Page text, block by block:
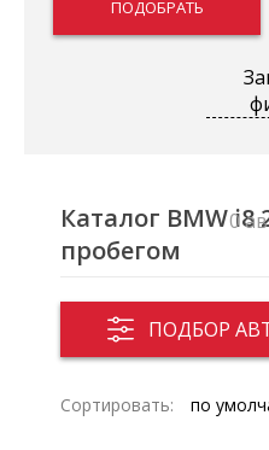
Каталог BMW i8
пробегом
ПОДБОР
0
Сортировать: